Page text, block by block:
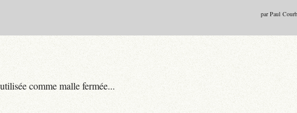
par Paul
comme malle fermée...